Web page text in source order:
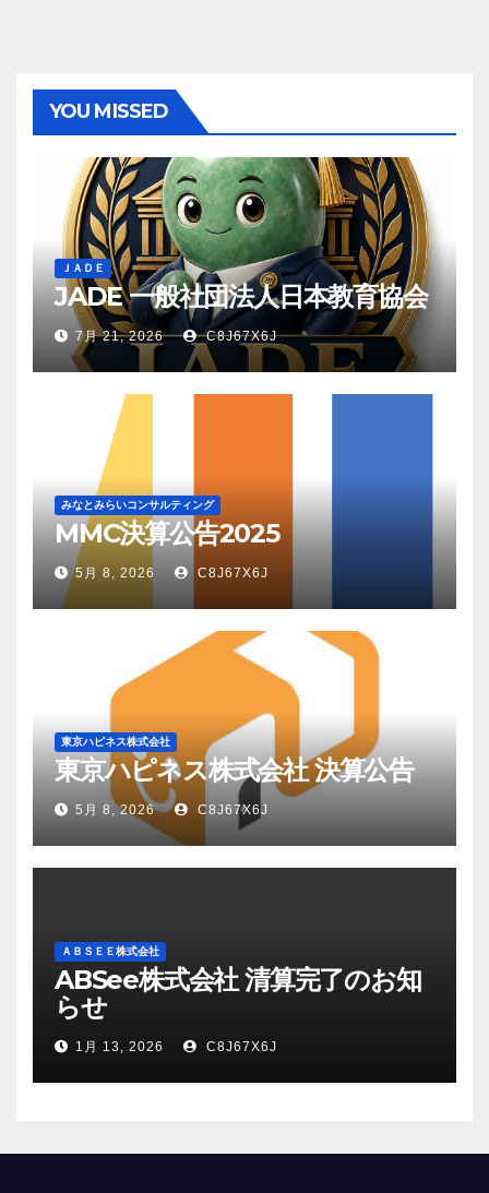
YOU MISSED
ＪＡＤＥ
JADE 一般社団法人日本教育協会
7月 21, 2026 C8J67X6J
みなとみらいコンサルティング
MMC決算公告2025
5月 8, 2026 C8J67X6J
東京ハピネス株式会社
東京ハピネス株式会社 決算公告
5月 8, 2026 C8J67X6J
ＡＢＳＥＥ株式会社
ABSee株式会社 清算完了のお知
らせ
1月 13, 2026 C8J67X6J